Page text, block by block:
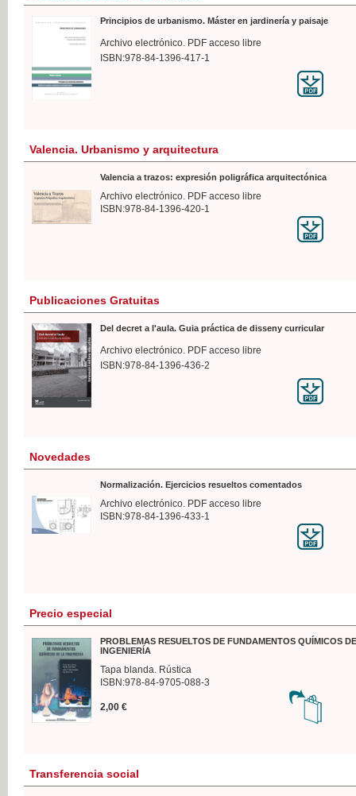
Principios de urbanismo. Máster en jardinería y paisaje
Archivo electrónico. PDF acceso libre
ISBN:978-84-1396-417-1
Valencia. Urbanismo y arquitectura
Valencia a trazos: expresión poligráfica arquitectónica
Archivo electrónico. PDF acceso libre
ISBN:978-84-1396-420-1
Publicaciones Gratuitas
Del decret a l'aula. Guia práctica de disseny curricular
Archivo electrónico. PDF acceso libre
ISBN:978-84-1396-436-2
Novedades
Normalización. Ejercicios resueltos comentados
Archivo electrónico. PDF acceso libre
ISBN:978-84-1396-433-1
Precio especial
PROBLEMAS RESUELTOS DE FUNDAMENTOS QUÍMICOS
INGENIERÍA
Tapa blanda. Rústica
ISBN:978-84-9705-088-3
2,00 €
Transferencia social